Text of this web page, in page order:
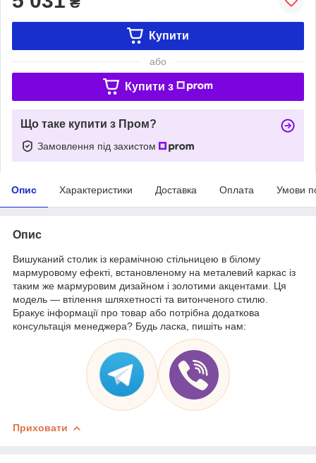
Купити
або
Купити з
Що таке купити з Пром?
Замовлення під захистом
Опис Характеристики Доставка Оплата Умови
Опис
Вишуканий столик із керамічною стільницею в білому
мармуровому ефекті, встановленому на металевий каркас із
таким же мармуровим дизайном і золотими акцентами. Ця
модель — втілення шляхетності та витонченого стилю.
Бракує інформації про товар або потрібна додаткова
консультація менеджера? Будь ласка, пишіть нам:
Приховати